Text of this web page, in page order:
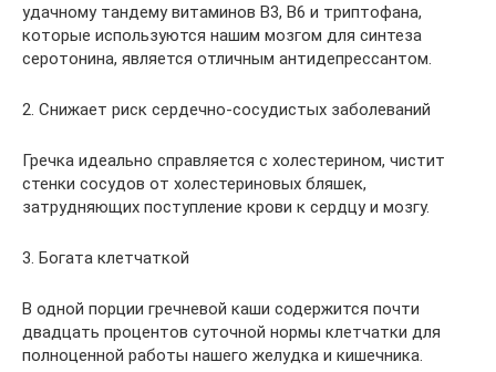
удачному тандему витаминов В3, В6 и триптофана,
которые используются нашим мозгом для синтеза
серотонина, является отличным антидепрессантом.
2. Снижает риск сердечно-сосудистых заболеваний
Гречка идеально справляется с холестерином, чистит
стенки сосудов от холестериновых бляшек,
затрудняющих поступление крови к сердцу и мозгу.
3. Богата клетчаткой
В одной порции гречневой каши содержится почти
двадцать процентов суточной нормы клетчатки для
полноценной работы нашего желудка и кишечника.